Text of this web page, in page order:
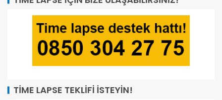
TIME LAPSE TEKLIFI İSTEYIN!